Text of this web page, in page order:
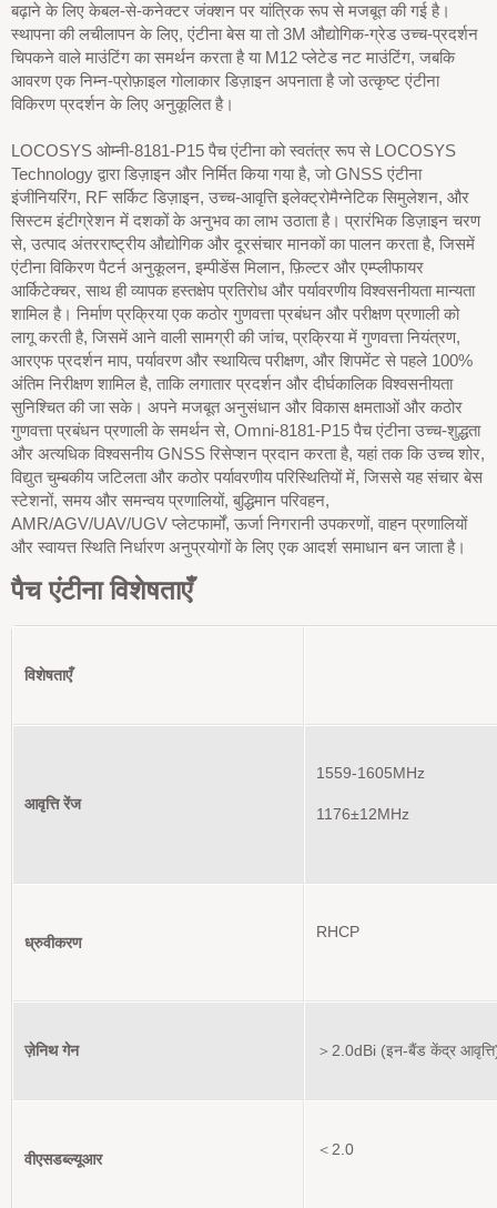
बढ़ाने के लिए केबल-से-कनेक्टर जंक्शन पर यांत्रिक रूप से मजबूत की गई है।
स्थापना की लचीलापन के लिए, एंटीना बेस या तो 3M औद्योगिक-ग्रेड उच्च-प्रदर्शन
चिपकने वाले माउंटिंग का समर्थन करता है या M12 प्लेटेड नट माउंटिंग, जबकि
आवरण एक निम्न-प्रोफ़ाइल गोलाकार डिज़ाइन अपनाता है जो उत्कृष्ट एंटीना
विकिरण प्रदर्शन के लिए अनुकूलित है।
LOCOSYS ओम्नी-8181-P15 पैच एंटीना को स्वतंत्र रूप से LOCOSYS
Technology द्वारा डिज़ाइन और निर्मित किया गया है, जो GNSS एंटीना
इंजीनियरिंग, RF सर्किट डिज़ाइन, उच्च-आवृत्ति इलेक्ट्रोमैग्नेटिक सिमुलेशन, और
सिस्टम इंटीग्रेशन में दशकों के अनुभव का लाभ उठाता है। प्रारंभिक डिज़ाइन चरण
से, उत्पाद अंतरराष्ट्रीय औद्योगिक और दूरसंचार मानकों का पालन करता है, जिसमें
एंटीना विकिरण पैटर्न अनुकूलन, इम्पीडेंस मिलान, फ़िल्टर और एम्प्लीफायर
आर्किटेक्चर, साथ ही व्यापक हस्तक्षेप प्रतिरोध और पर्यावरणीय विश्वसनीयता मान्यता
शामिल है। निर्माण प्रक्रिया एक कठोर गुणवत्ता प्रबंधन और परीक्षण प्रणाली को
लागू करती है, जिसमें आने वाली सामग्री की जांच, प्रक्रिया में गुणवत्ता नियंत्रण,
आरएफ प्रदर्शन माप, पर्यावरण और स्थायित्व परीक्षण, और शिपमेंट से पहले 100%
अंतिम निरीक्षण शामिल है, ताकि लगातार प्रदर्शन और दीर्घकालिक विश्वसनीयता
सुनिश्चित की जा सके। अपने मजबूत अनुसंधान और विकास क्षमताओं और कठोर
गुणवत्ता प्रबंधन प्रणाली के समर्थन से, Omni-8181-P15 पैच एंटीना उच्च-शुद्धता
और अत्यधिक विश्वसनीय GNSS रिसेप्शन प्रदान करता है, यहां तक कि उच्च शोर,
विद्युत चुम्बकीय जटिलता और कठोर पर्यावरणीय परिस्थितियों में, जिससे यह संचार बेस
स्टेशनों, समय और समन्वय प्रणालियों, बुद्धिमान परिवहन,
AMR/AGV/UAV/UGV प्लेटफार्मों, ऊर्जा निगरानी उपकरणों, वाहन प्रणालियों
और स्वायत्त स्थिति निर्धारण अनुप्रयोगों के लिए एक आदर्श समाधान बन जाता है।
पैच एंटीना विशेषताएँ
विशेषताएँ
आवृत्ति रेंज
1559-1605MHz
1176±12MHz
ध्रुवीकरण
RHCP
ज़ेनिथ गेन ＞2.0dBi (इन-बैंड केंद्र
वीएसडब्ल्यूआर
＜2.0